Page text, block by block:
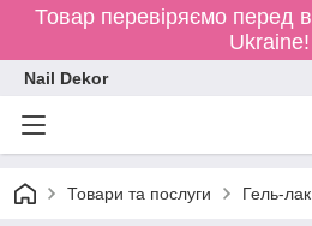
Товар перевіряємо перед
Ukraine!
Nail Dekor
Товари та послуги Гель-лак